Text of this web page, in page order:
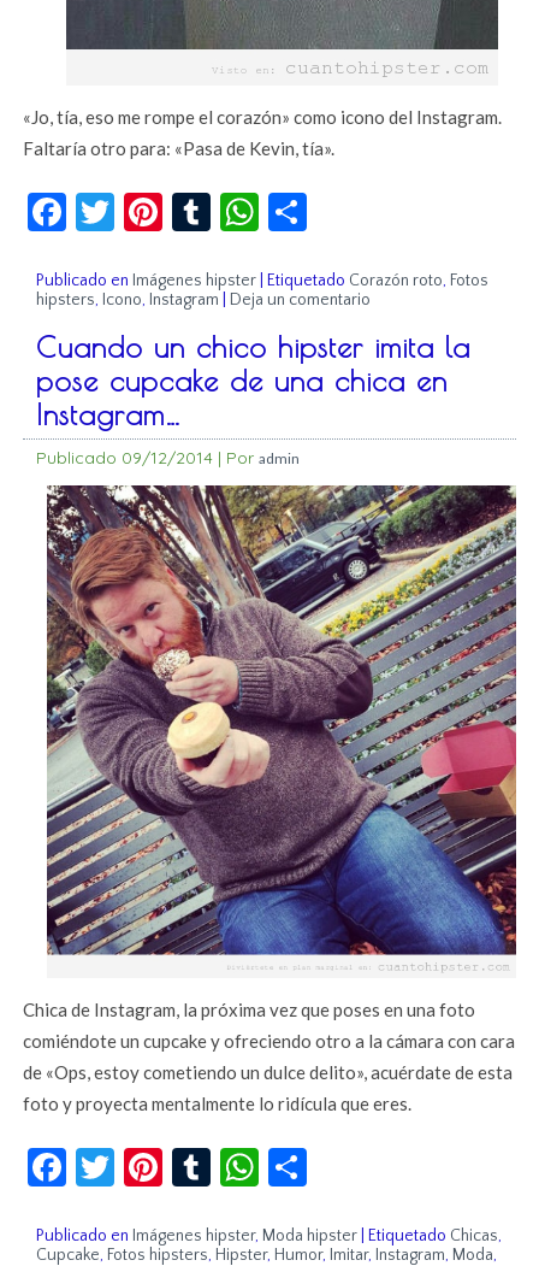
«Jo, tía, eso me rompe el corazón» como icono del Instagram.
Faltaría otro para: «Pasa de Kevin, tía».
Facebook
Twitter
Pinterest
TumblrWhatsApp
Publicado en Imágenes hipster Etiquetado Corazón roto, Fotos
hipsters, Icono, Instagram Deja un comentario
Cuando un chico hipster imita la
pose cupcake de una chica en
Instagram…
Publicado 09/12/2014 | Por admin
Chica de Instagram, la próxima vez que poses en una foto
comiéndote un cupcake y ofreciendo otro a la cámara con cara
de «Ops, estoy cometiendo un dulce delito», acuérdate de esta
foto y proyecta mentalmente lo ridícula que eres.
Facebook
Twitter
Pinterest
TumblrWhatsApp
Publicado en Imágenes hipster, Moda hipster Etiquetado Chicas,
Cupcake, Fotos hipsters, Hipster, Humor, Imitar, Instagram, Moda,